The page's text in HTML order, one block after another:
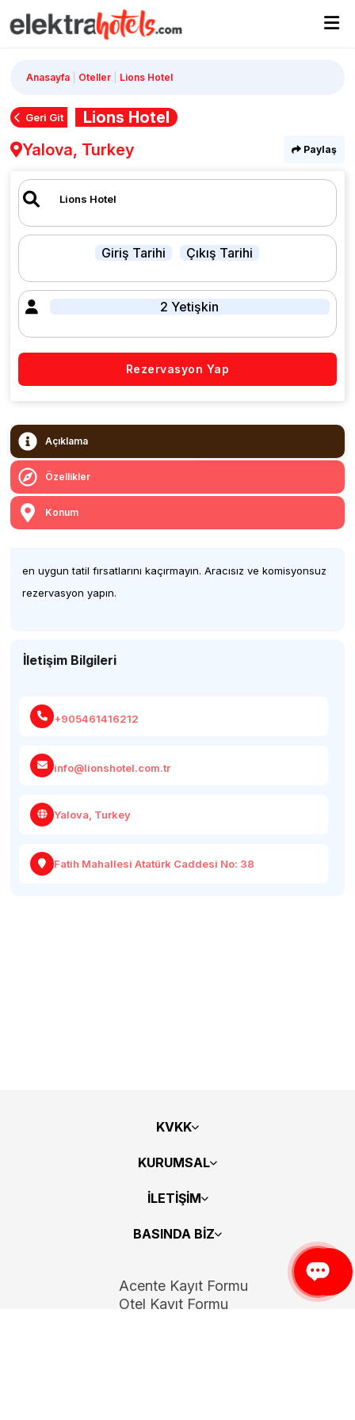
Anasayfa Oteller Lions Hotel
Geri Git
Lions Hotel
Yalova, Turkey
Paylaş
Giriş Tarihi Çıkış Tarihi
2 Yetişkin
Rezervasyon Yap
Açıklama
Özellikler
Konum
en uygun tatil fırsatlarını kaçırmayın. Aracısız ve komisyonsuz
rezervasyon yapın.
İletişim Bilgileri
+905461416212
info@lionshotel.com.tr
Yalova, Turkey
Fatih Mahallesi Atatürk Caddesi No: 38
KVKK
KURUMSAL
İLETİŞİM
BASINDA BİZ
Acente Kayıt Formu
Otel Kayıt Formu